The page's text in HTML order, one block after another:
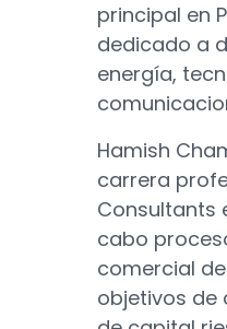
principal en
dedicado a
energía,
Hamish
carrera
Consultants
cabo
comercial
objetivos de